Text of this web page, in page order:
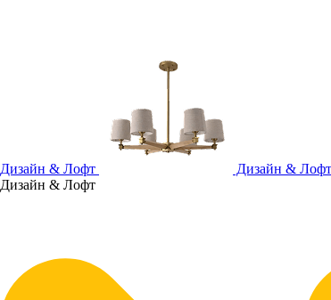
Дизайн & Лофт
Дизайн & Лофт
Дизайн & Лофт